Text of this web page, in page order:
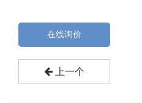
在线询价
上一个